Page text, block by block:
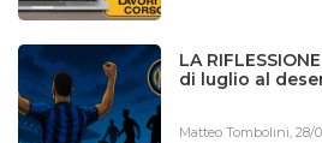
LA
di luglio al
Matteo Tombolini,28/